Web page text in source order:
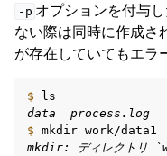
-p オプションを付与
ない際は同時に作成さ
が存在していてもエラ
$
data  process.log
$ mkdir
mkdir: ディレクト